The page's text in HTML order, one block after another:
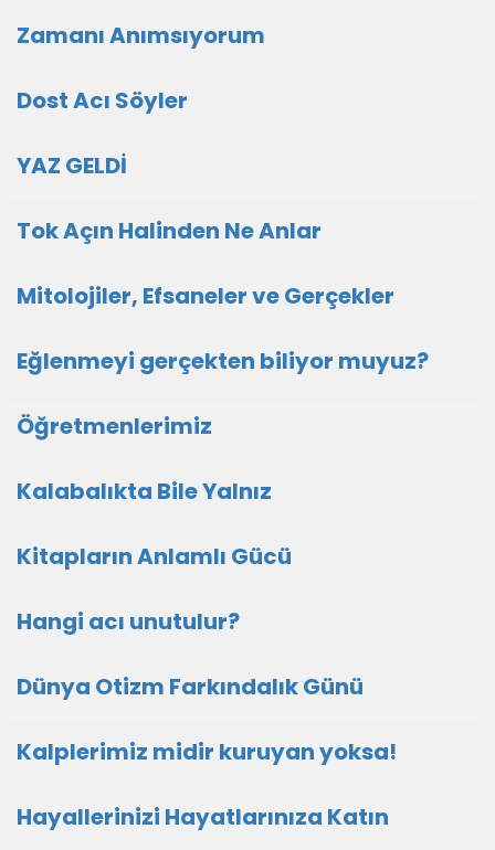
Zamanı Anımsıyorum
Dost Acı Söyler
YAZ GELDİ
Tok Açın Halinden Ne Anlar
Mitolojiler, Efsaneler ve Gerçekler
Eğlenmeyi gerçekten biliyor muyuz?
Öğretmenlerimiz
Kalabalıkta Bile Yalnız
Kitapların Anlamlı Gücü
Hangi acı unutulur?
Dünya Otizm Farkındalık Günü
Kalplerimiz midir kuruyan yoksa!
Hayallerinizi Hayatlarınıza Katın